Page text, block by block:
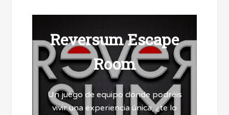
Reversum Escape
Room
Un juego de equipo donde podréis
vivir una experiencia única, ¿te lo